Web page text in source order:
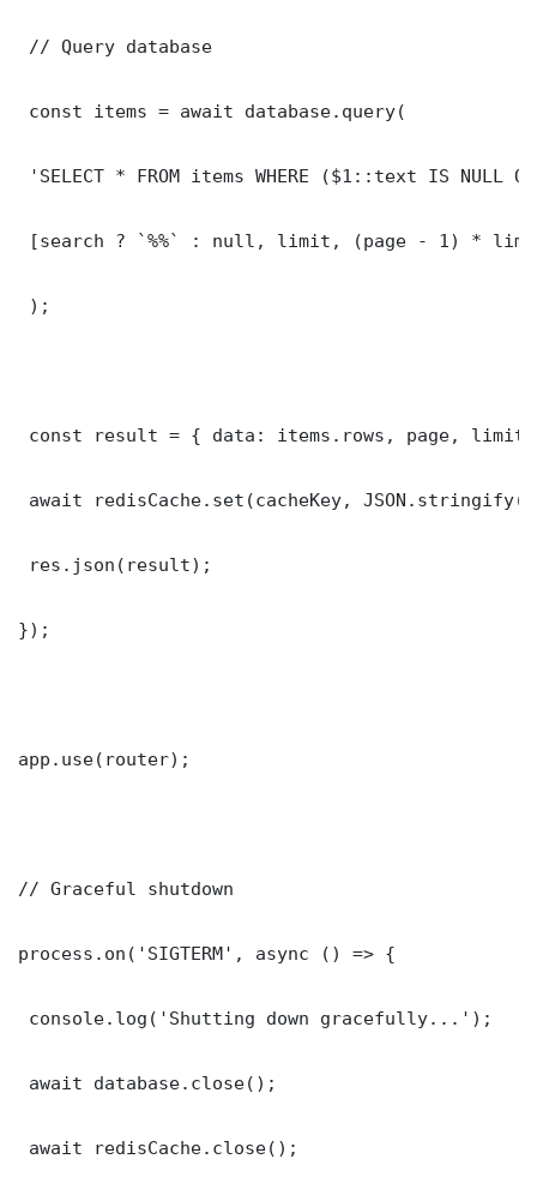
// Query database
const items = await database.query(
'SELECT * FROM items WHERE ($1::text IS NULL
[search ? `%%` : null, limit, (page - 1) *
);
const result = { data: items.rows, page,
await redisCache.set(cacheKey,
res.json(result);
});
app.use(router);
// Graceful shutdown
process.on('SIGTERM', async () => {
console.log('Shutting down gracefully...');
await database.close();
await redisCache.close();